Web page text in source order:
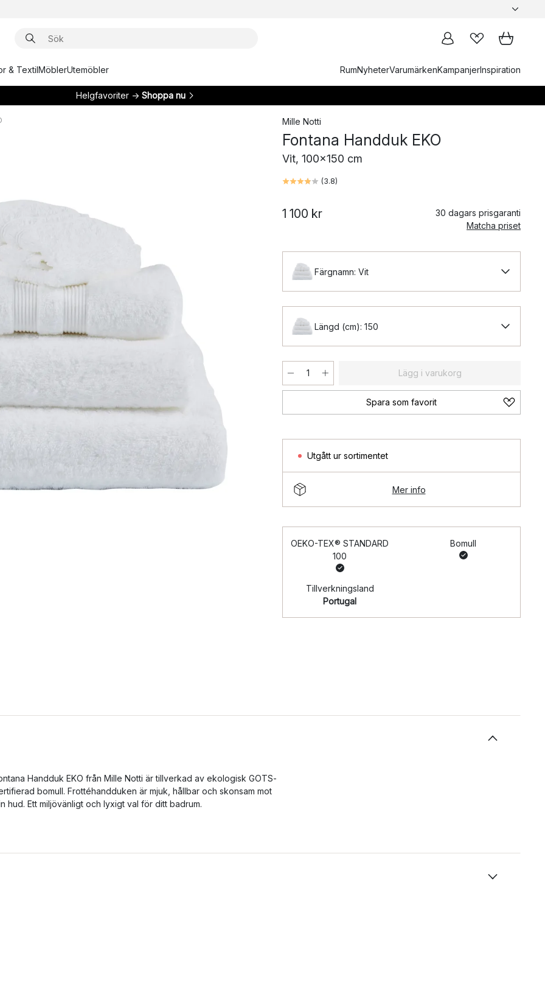
& TextilMöblerUtemöbler RumNyheterVarumärkenKampanjerInspiration
Helgfavoriter → Shoppa nu
Mille Notti
Fontana Handduk EKO
Vit, 100x150 cm
(3.8)
1 100 kr
30 dagars prisgaranti
Matcha priset
Färgnamn: Vit
Längd (cm): 150
Lägg i varukorg
Spara som favorit
Utgått ur sortimentet
Mer info
OEKO-TEX® STANDARD
100
Bomull
Tillverkningsland
Portugal
Handduk EKO från Mille Notti är tillverkad av ekologisk GOTS-
bomull. Frottéhandduken är mjuk, hållbar och skonsam mot
hud. Ett miljövänligt och lyxigt val för ditt badrum.